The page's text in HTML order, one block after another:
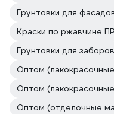
Грунтовки для
Краски по ржавчине
Грунтовки для заборов
Оптом
Оптом
Оптом (отделочные